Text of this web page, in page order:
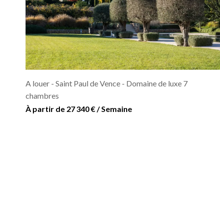
A louer - Saint Paul de Vence - Domaine de luxe 7
chambres
À partir de 27 340 € / Semaine